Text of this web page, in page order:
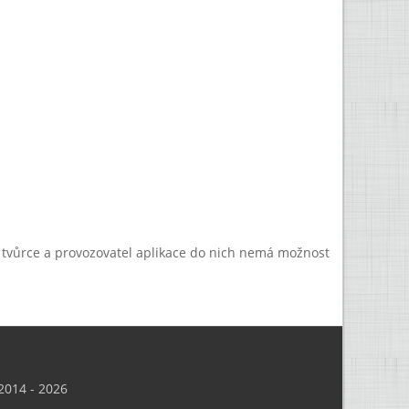
a provozovatel aplikace do nich nemá možnost
- 2026